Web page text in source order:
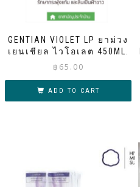
GENTIAN VIOLET LP ยาม่วง
เยนเชียล ไวโอเลต 450ML.
฿ 65.00
ADD TO CART